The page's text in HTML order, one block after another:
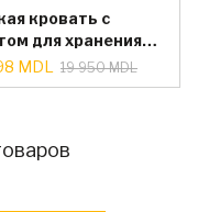
кровать с
для хранения
GK 8152 (150 x
MDL 19 950 MDL